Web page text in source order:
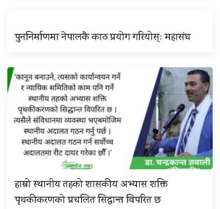
पुननिर्माणमा नेपालकै काठ प्रयोग गरियोस्ः महासंघ
हाम्रो स्थानीय तहको शासकीय अभ्यास शक्ति
पृथकीकरणको प्रचलित सिद्धान्त विपरित छ